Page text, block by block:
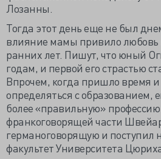
Лозанны.
Тогда этот день еще не был
влияние мамы привило любовь
ранних лет. Пишут, что юный
годам, и первой его страстью
Впрочем, когда пришло время
определяться с образованием,
более «правильную»
франкоговорящей части
германоговорящую и поступил
факультет Университета